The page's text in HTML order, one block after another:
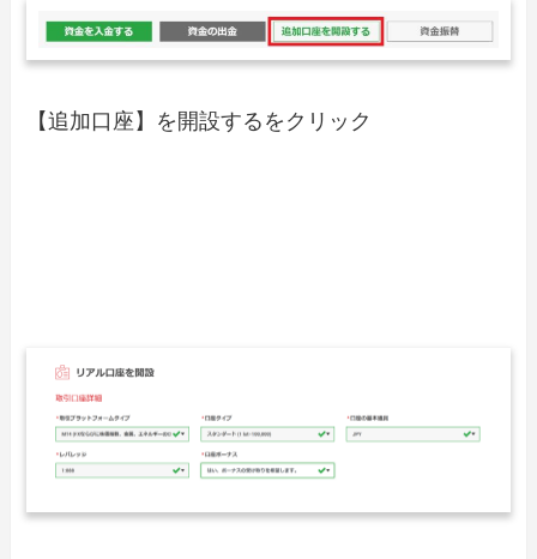
【追加口座】を開設するをクリック